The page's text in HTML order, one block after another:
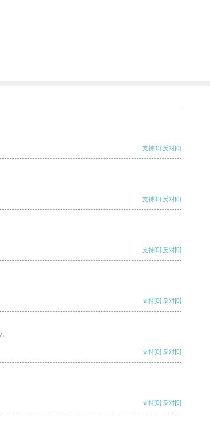
支持[0] 反对[0]
支持[0] 反对[0]
支持[0] 反对[0]
支持[0] 反对[0]
支持[0] 反对[0]
支持[0] 反对[0]